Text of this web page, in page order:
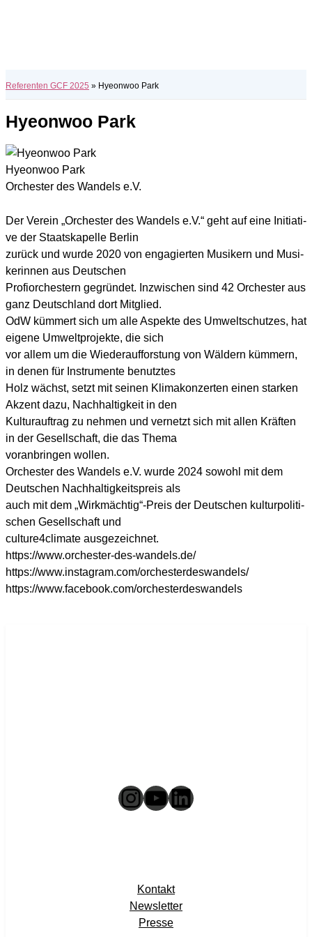
Referenten GCF 2025 » Hyeonwoo Park
Hyeonwoo Park
Hyeonwoo Park
Orchester des Wandels e.V.
Der Ver­ein „Orches­ter des Wan­dels e.V.“ geht auf eine Initia­ti­
ve der Staats­ka­pel­le Ber­lin
zurück und wur­de 2020 von enga­gier­ten Musi­kern und Musi­
ke­rin­nen aus Deut­schen
Pro­fi­or­ches­tern gegrün­det. Inzwi­schen sind 42 Orches­ter aus
ganz Deutsch­land dort Mit­glied.
OdW küm­mert sich um alle Aspek­te des Umwelt­schut­zes, hat
eige­ne Umwelt­pro­jek­te, die sich
vor allem um die Wie­der­auf­fors­tung von Wäl­dern küm­mern,
in denen für Instru­men­te benutz­tes
Holz wächst, setzt mit sei­nen Kli­ma­kon­zer­ten einen star­ken
Akzent dazu, Nach­hal­tig­keit in den
Kul­tur­auf­trag zu neh­men und ver­netzt sich mit allen Kräf­ten
in der Gesell­schaft, die das The­ma
vor­an­brin­gen wol­len.
Orches­ter des Wan­dels e.V. wur­de 2024 sowohl mit dem
Deut­schen Nach­hal­tig­keits­preis als
auch mit dem „Wirkmächtig“-Preis der Deut­schen kul­tur­po­li­ti­
schen Gesell­schaft und
culture4climate aus­ge­zeich­net.
https://www.orchester-des-wandels.de/
https://www.instagram.com/orchesterdeswandels/
https://www.facebook.com/orchesterdeswandels
Instagram
YouTube
LinkedIn
Kontakt
Newsletter
Presse